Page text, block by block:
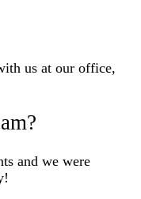
us at our office,
and we were